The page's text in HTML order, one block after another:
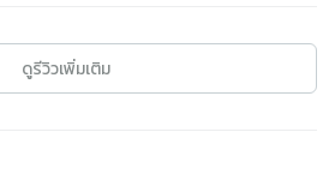
ดูรีวิวเพิ่มเติม